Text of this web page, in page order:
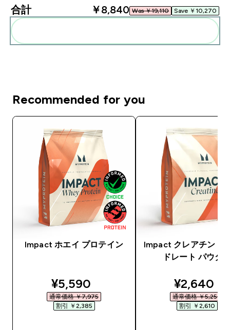
合計 ￥8,840‎ Was ￥19,110‎ Save ￥10,270‎
Recommended for you
Impact ホエイ プロテイン
discounted price
¥5,590‎
通常価格 ￥7,975‎
割引 ￥2,385‎
Impact クレアチン モ
ドレート パウダ
¥2,640‎
通常価格 ￥5,250‎
割引 ￥2,610‎